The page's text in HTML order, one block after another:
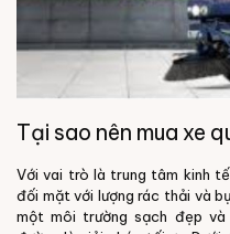
Tại sao nên mua xe
Với vai trò là trung tâm kinh
đối mặt với lượng rác thải và
một môi trường sạch đẹp